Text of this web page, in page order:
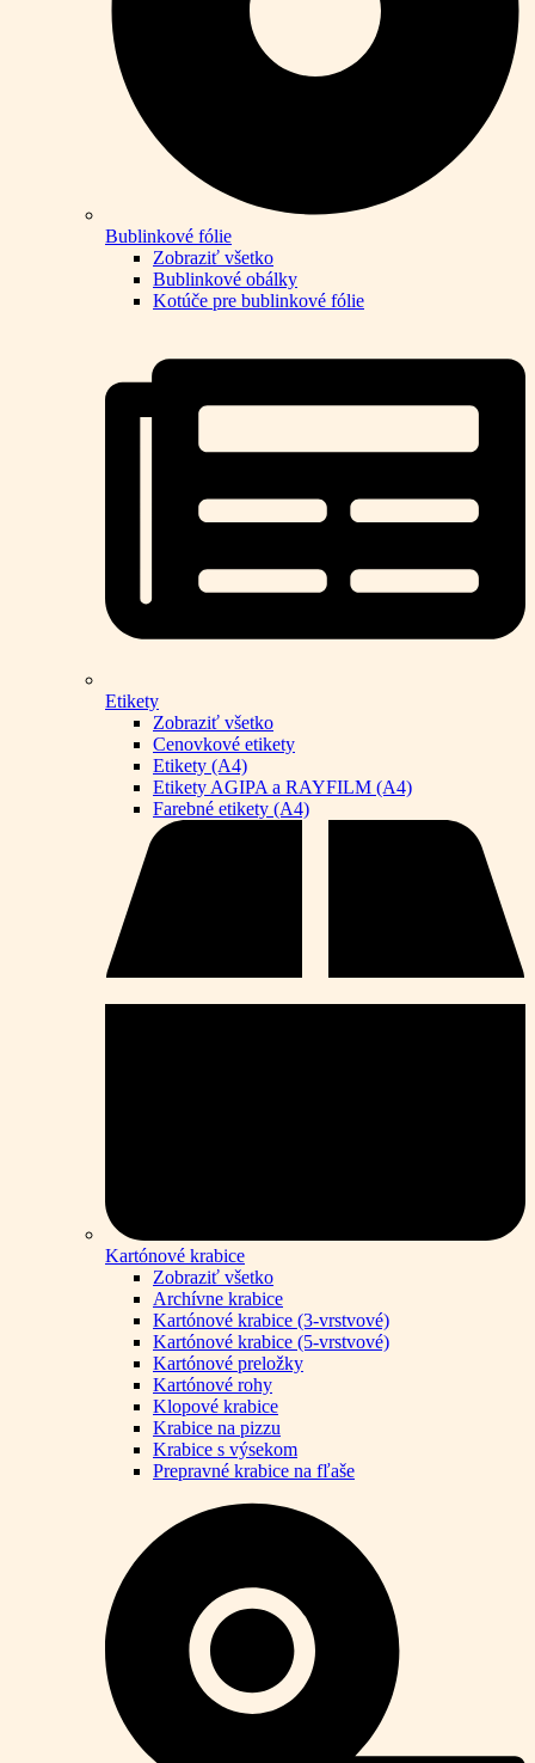
Bublinkové fólie
Zobraziť všetko
Bublinkové obálky
Kotúče pre bublinkové fólie
Etikety
Zobraziť všetko
Cenovkové etikety
Etikety (A4)
Etikety AGIPA a RAYFILM (A4)
Farebné etikety (A4)
Kartónové krabice
Zobraziť všetko
Archívne krabice
Kartónové krabice (3-vrstvové)
Kartónové krabice (5-vrstvové)
Kartónové preložky
Kartónové rohy
Klopové krabice
Krabice na pizzu
Krabice s výsekom
Prepravné krabice na fľaše